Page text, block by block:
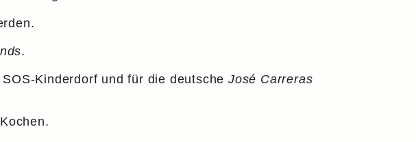
.
Kinderdorf und für die deutsche José Carreras